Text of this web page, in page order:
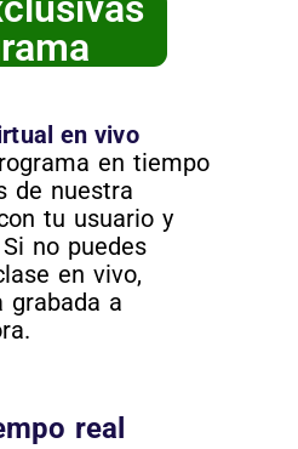
en vivo
en tiempo
de nuestra
tu usuario y
no puedes
en vivo,
grabada a
real